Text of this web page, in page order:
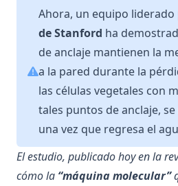
Ahora, un equipo liderado
de Stanford ha
de anclaje mantienen la
a la pared durante la
las células vegetales con
tales puntos de anclaje,
una vez que regresa el
El estudio, publicado hoy en la
cómo la “máquina molecular”